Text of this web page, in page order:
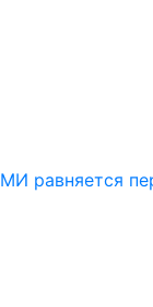
равняется